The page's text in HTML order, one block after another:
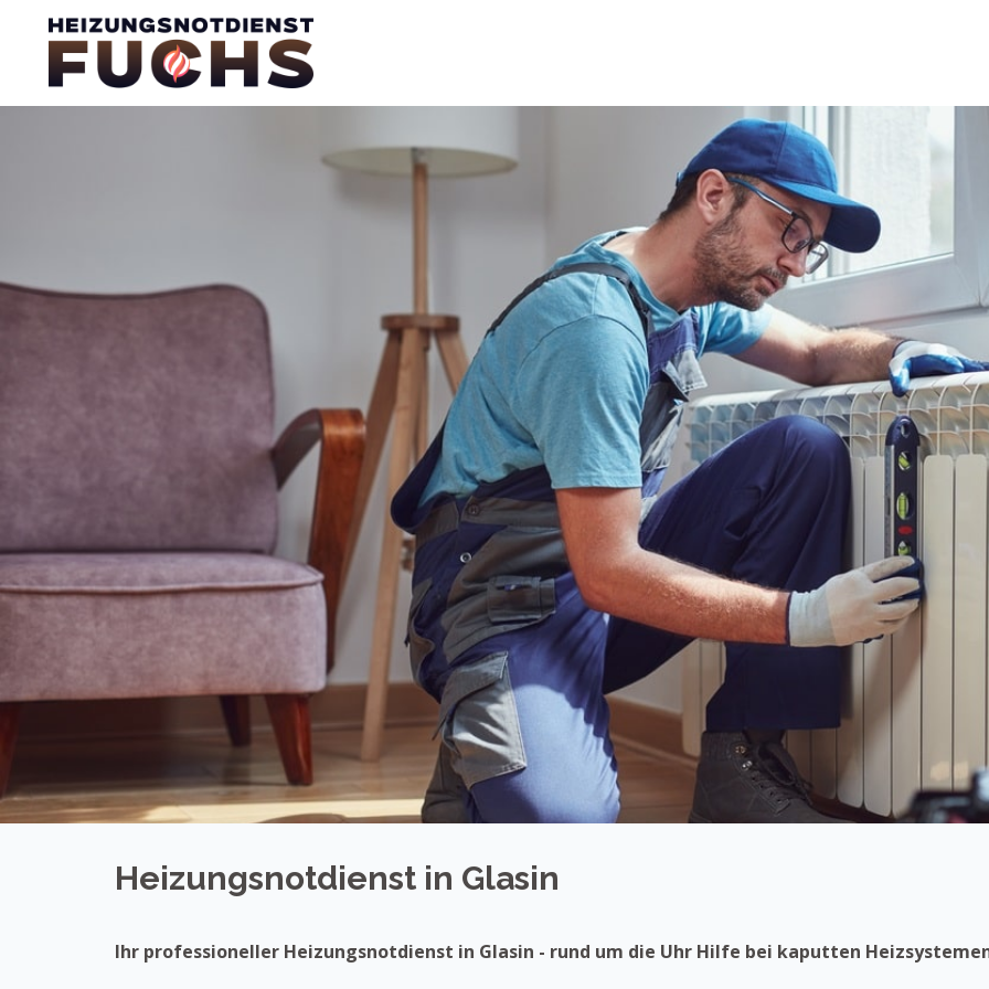
Heizungsnotdienst in Glasin
Ihr professioneller Heizungsnotdienst in Glasin - rund um die Uhr Hilfe bei kaputten